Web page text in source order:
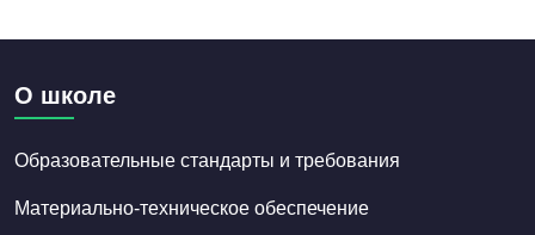
О школе
Образовательные стандарты и требования
Материально-техническое обеспечение